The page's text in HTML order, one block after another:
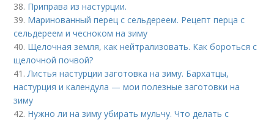
38. Приправа из настурции.
39. Маринованный перец с сельдереем. Рецепт перца с
сельдереем и чесноком на зиму
40. Щелочная земля, как нейтрализовать. Как бороться с
щелочной почвой?
41.Листья настурции заготовка на зиму. Бархатцы,
настурция и календула — мои полезные заготовки на
зиму
42. Нужно ли на зиму убирать мульчу. Что делать с